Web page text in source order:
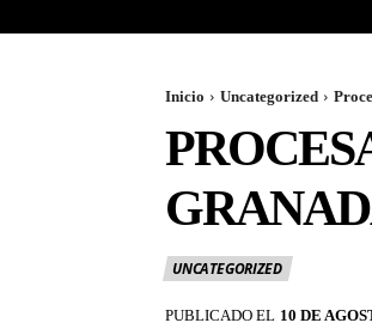
Inicio Uncategorized
UNCATEGORIZED
PUBLICADO EL 10 DE